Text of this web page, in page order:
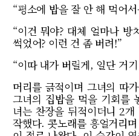
“평소에 밥을 잘 안 해 먹어
“이건 뭐야? 대체 얼마나 방
썩었어? 이런 건 좀 버려!”
“이따 내가 버릴게, 일단 거
머리를 긁적이며 그녀의 따
그녀의 집밥을 먹을 기회를
녀는 찬장을 뒤적이더니 2
작했다. 콧노래를 흥얼거리